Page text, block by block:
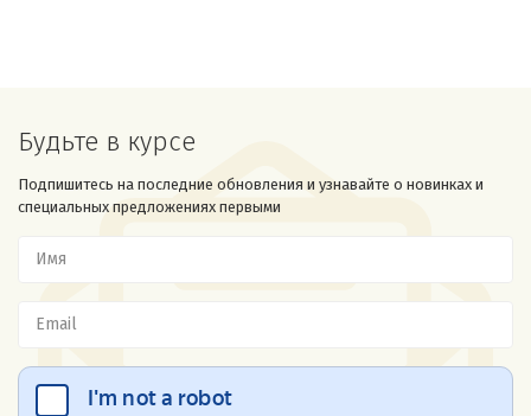
Будьте в курсе
Подпишитесь на последние обновления и узнавайте о новинках и
специальных предложениях первыми